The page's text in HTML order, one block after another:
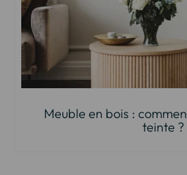
Meuble en bois :
teinte ?